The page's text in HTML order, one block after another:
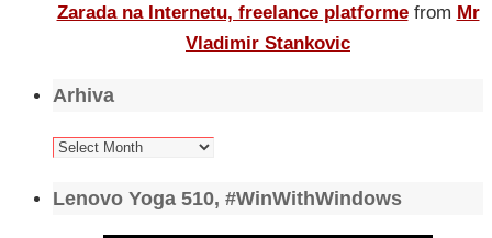
Zarada na Internetu, freelance platforme from Mr
Vladimir Stankovic
Arhiva
Arhiva
Lenovo Yoga 510, #WinWithWindows